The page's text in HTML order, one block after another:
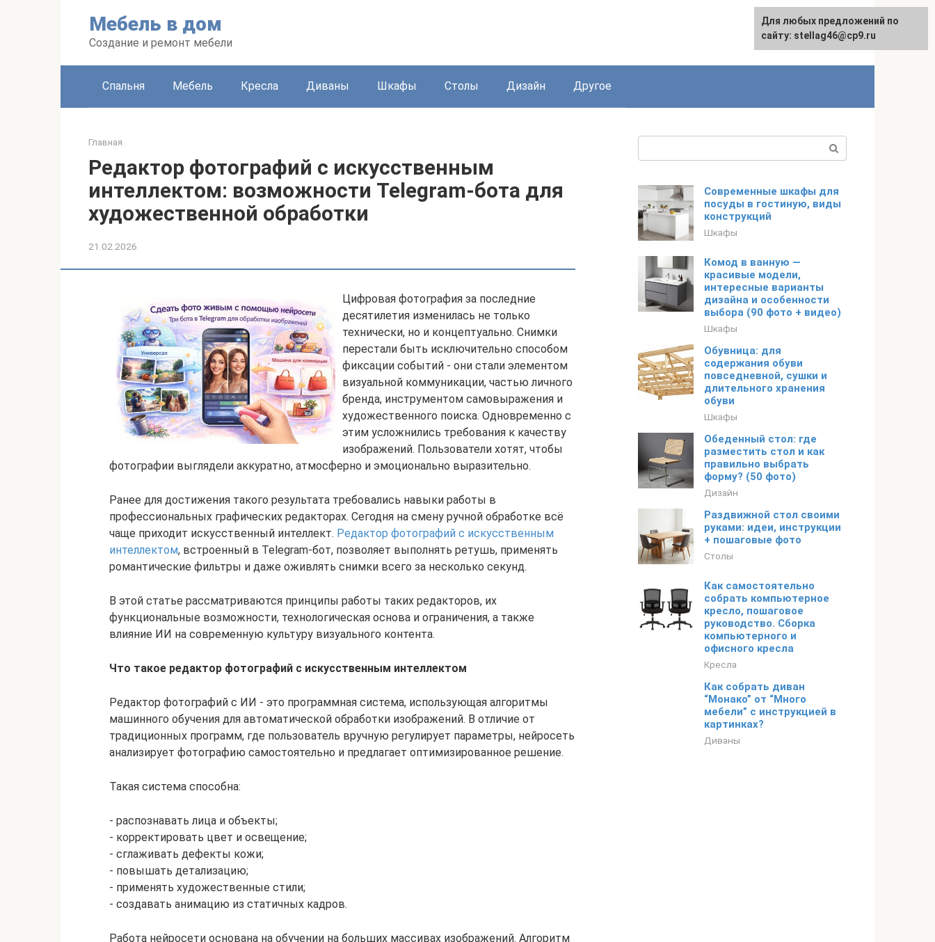
Мебель в дом
Создание и ремонт мебели
Спальня Мебель Кресла Диваны Шкафы Столы Дизайн Другое
Главная
Редактор фотографий с искусственным
интеллектом: возможности Telegram-бота для
художественной обработки
21.02.2026
Цифровая фотография за последние
десятилетия изменилась не только
технически, но и концептуально. Снимки
перестали быть исключительно способом
фиксации событий - они стали элементом
визуальной коммуникации, частью личного
бренда, инструментом самовыражения и
художественного поиска. Одновременно с
этим усложнились требования к качеству
изображений. Пользователи хотят, чтобы
фотографии выглядели аккуратно, атмосферно и эмоционально выразительно.
Ранее для достижения такого результата требовались навыки работы в
профессиональных графических редакторах. Сегодня на смену ручной обработке всё
чаще приходит искусственный интеллект. Редактор фотографий с искусственным
интеллектом, встроенный в Telegram-бот, позволяет выполнять ретушь, применять
романтические фильтры и даже оживлять снимки всего за несколько секунд.
В этой статье рассматриваются принципы работы таких редакторов, их
функциональные возможности, технологическая основа и ограничения, а также
влияние ИИ на современную культуру визуального контента.
Что такое редактор фотографий с искусственным интеллектом
Редактор фотографий с ИИ - это программная система, использующая алгоритмы
машинного обучения для автоматической обработки изображений. В отличие от
традиционных программ, где пользователь вручную регулирует параметры, нейросеть
анализирует фотографию самостоятельно и предлагает оптимизированное решение.
Такая система способна:
- распознавать лица и объекты;
- корректировать цвет и освещение;
- сглаживать дефекты кожи;
- повышать детализацию;
- применять художественные стили;
- создавать анимацию из статичных кадров.
Работа нейросети основана на обучении на больших массивах изображений. Алгоритм
Современные шкафы для
посуды в гостиную, виды
конструкций
Шкафы
Комод в ванную —
красивые модели,
интересные варианты
дизайна и особенности
выбора (90 фото + видео)
Шкафы
Обувница: для
содержания обуви
повседневной, сушки и
длительного хранения
обуви
Шкафы
Обеденный стол: где
разместить стол и как
правильно выбрать
форму? (50 фото)
Дизайн
Раздвижной стол своими
руками: идеи, инструкции
+ пошаговые фото
Столы
Как самостоятельно
собрать компьютерное
кресло, пошаговое
руководство. Сборка
компьютерного и
офисного кресла
Кресла
Как собрать диван
“Монако” от “Много
мебели” с инструкцией в
картинках?
Диваны
Для любых предложений по
сайту: stellag46@cp9.ru